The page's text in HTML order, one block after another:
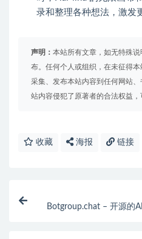
录和整理各种想法，激发
声明： 本站所有文章，如无特殊
布。任何个人或组织，在未征得本
采集、发布本站内容到任何网站
站内容侵犯了原著者的合法权益，
收藏 海报 链接
Botgroup.chat – 开源的